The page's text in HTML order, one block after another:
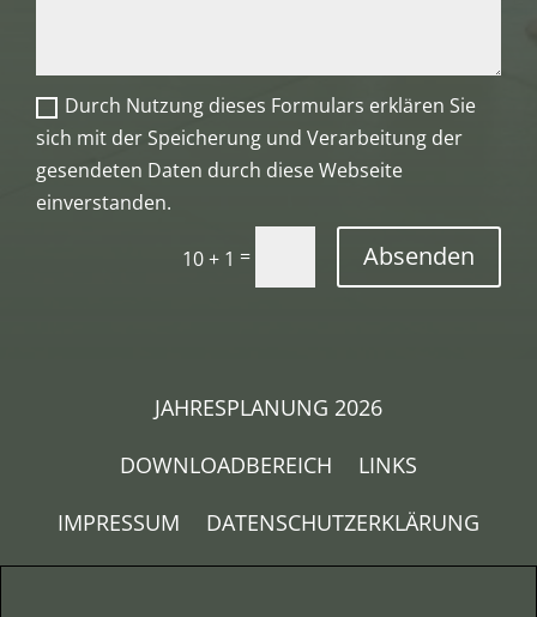
Durch Nutzung dieses Formulars erklären Sie
sich mit der Speicherung und Verarbeitung der
gesendeten Daten durch diese Webseite
einverstanden.
10 + 1 = Absenden
JAHRESPLANUNG 2026
DOWNLOADBEREICH
LINKS
IMPRESSUM
DATENSCHUTZERKLÄRUNG